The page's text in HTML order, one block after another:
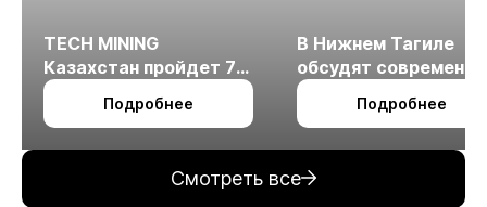
TECH MINING
Казахстан пройдет 7
октября в Алматы
Подробнее
В Нижнем Тагиле
обсудят
технологии
измельчения
Подробнее
Смотреть все